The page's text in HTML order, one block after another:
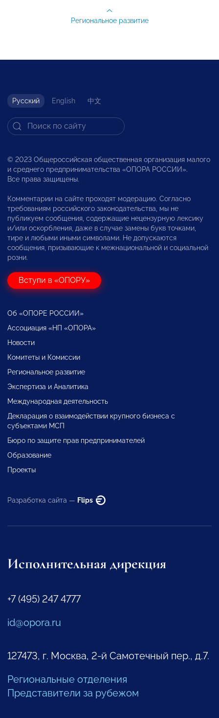
Региональное развитие
Русский English 中文
© 2023 Общероссийская общественная организация малого
и среднего предпринимательства «ОПОРА РОССИИ».
Все права защищены.
Комментарии на сайте проходят модерацию. Согласно
требованиям российского законодательства, мы не
публикуем сообщения, содержащие нецензурную лексику
и/или оскорбления, даже в случае замены букв точками,
тире и любыми иными символами. Не допускаются
сообщения, призывающие к межнациональной и социальной
розни.
Вступи в «ОПОРУ»
Об «ОПОРЕ РОССИИ»
Ассоциация «НП «ОПОРА»
Новости
Комитеты и Комиссии
Региональное развитие
Экспертиза и Аналитика
Международная деятельность
Декларация о взаимодействии крупного бизнеса с
субъектами МСП
Бюро по защите прав предпринимателей
Образование
Проекты
Разработка сайта — Flips
Исполнительная дирекция
+7 (495) 247 4777
id@opora.ru
127473, г. Москва, 2-й Самотечный пер., д.7.
Региональные отделения
Представители за рубежом